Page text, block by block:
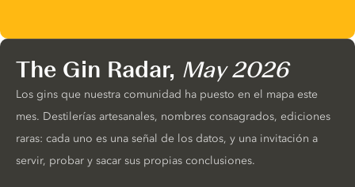
The Gin Radar, May 2026
Los gins que nuestra comunidad ha puesto en el mapa este
mes. Destilerías artesanales, nombres consagrados, ediciones
raras: cada uno es una señal de los datos, y una invitación a
servir, probar y sacar sus propias conclusiones.